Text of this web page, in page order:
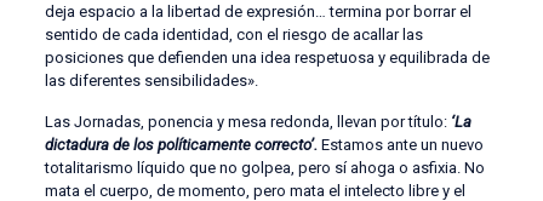
deja espacio a la libertad de expresión… termina por borrar el
sentido de cada identidad, con el riesgo de acallar las
posiciones que defienden una idea respetuosa y equilibrada de
las diferentes sensibilidades».
Las Jornadas, ponencia y mesa redonda, llevan por título:‘La
dictadura de los políticamente correcto’. Estamos ante un nuevo
totalitarismo líquido que no golpea, pero sí ahoga o asfixia. No
mata el cuerpo, de momento, pero mata el intelecto libre y el